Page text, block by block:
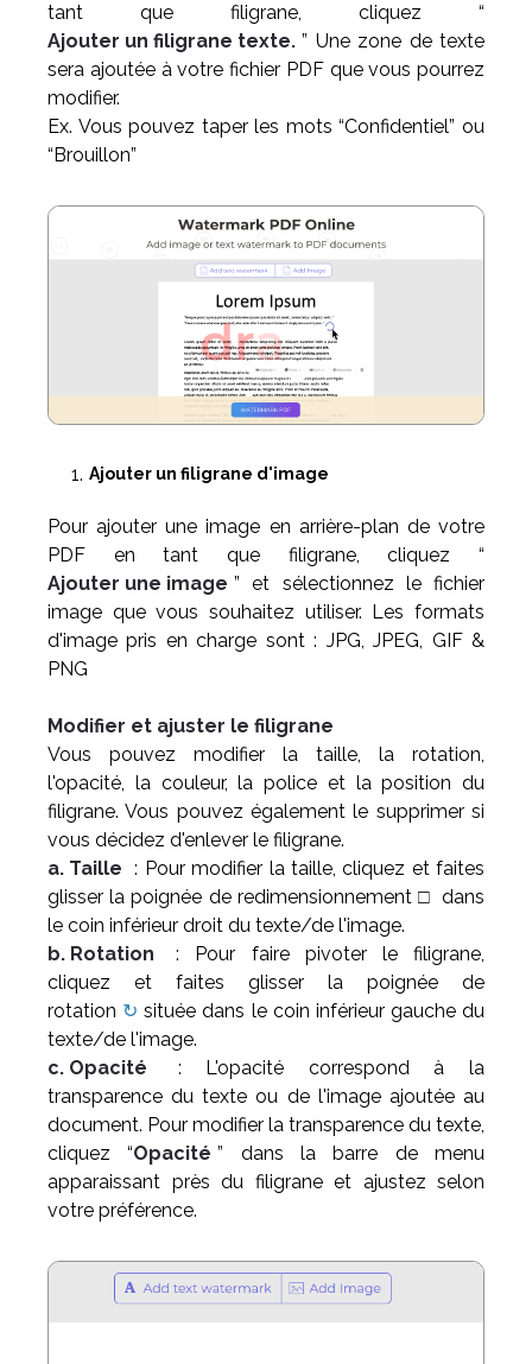
tant que filigrane, cliquez “
Ajouter un filigrane texte. ” Une zone de texte
sera ajoutée à votre fichier PDF que vous pourrez
modifier.
Ex. Vous pouvez taper les mots “Confidentiel” ou
“Brouillon”
Ajouter un filigrane d'image
Pour ajouter une image en arrière-plan de votre
PDF en tant que filigrane, cliquez “
Ajouter une image ” et sélectionnez le fichier
image que vous souhaitez utiliser. Les formats
d'image pris en charge sont : JPG, JPEG, GIF &
PNG
Modifier et ajuster le filigrane
Vous pouvez modifier la taille, la rotation,
l'opacité, la couleur, la police et la position du
filigrane. Vous pouvez également le supprimer si
vous décidez d'enlever le filigrane.
a. Taille : Pour modifier la taille, cliquez et faites
glisser la poignée de redimensionnement □ dans
le coin inférieur droit du texte/de l'image.
b. Rotation
: Pour faire pivoter le filigrane,
cliquez et faites glisser la poignée de
rotation ↻ située dans le coin inférieur gauche du
texte/de l'image.
c. Opacité
: L'opacité correspond à la
transparence du texte ou de l'image ajoutée au
document. Pour modifier la transparence du texte,
cliquez “Opacité ” dans la barre de menu
apparaissant près du filigrane et ajustez selon
votre préférence.